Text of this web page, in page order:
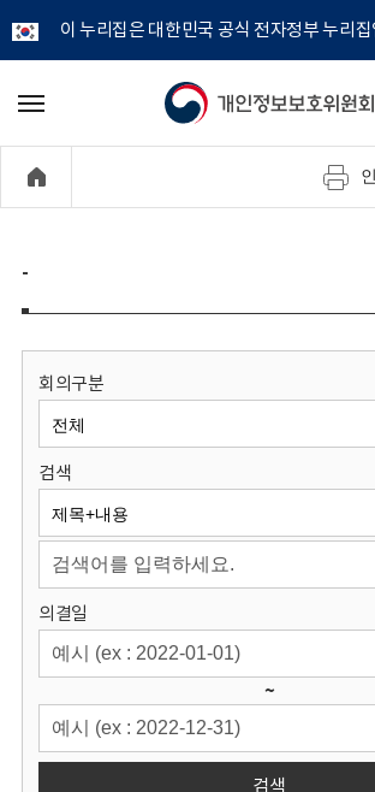
이 누리집은 대한민국 공식 전자정부 누리
개
정
보
원
회
메
기
-
회의구분
검색
의결일
~
검색